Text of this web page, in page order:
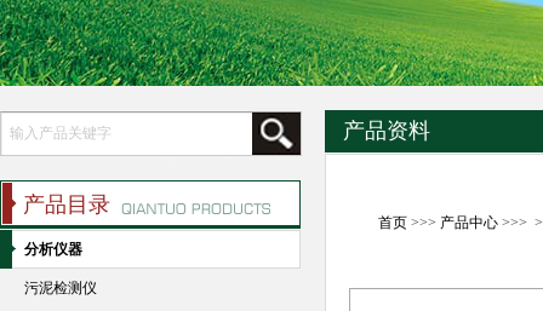
产品资料
首页>>> 产品中心>>>
产品目录
分析仪器
污泥检测仪